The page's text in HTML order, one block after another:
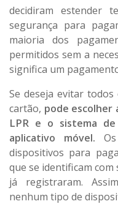
decidiram estender
segurança para
maioria dos
permitidos sem a
significa um
Se deseja evitar
cartão, pode escolher
LPR e o sistema
aplicativo móvel.
dispositivos para
que se identificam com
já registraram.
nenhum tipo de